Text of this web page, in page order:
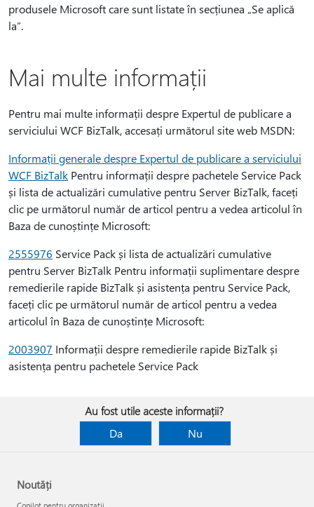
produsele Microsoft care sunt listate în secțiunea „Se aplică
la”.
Mai multe informații
Pentru mai multe informații despre Expertul de publicare a
serviciului WCF BizTalk, accesați următorul site web MSDN:
Informații generale despre Expertul de publicare a serviciului
WCF BizTalk Pentru informații despre pachetele Service Pack
și lista de actualizări cumulative pentru Server BizTalk, faceți
clic pe următorul număr de articol pentru a vedea articolul în
Baza de cunoștințe Microsoft:
2555976 Service Pack și lista de actualizări cumulative
pentru Server BizTalk Pentru informații suplimentare despre
remedierile rapide BizTalk și asistența pentru Service Pack,
faceți clic pe următorul număr de articol pentru a vedea
articolul în Baza de cunoștințe Microsoft:
2003907 Informații despre remedierile rapide BizTalk și
asistența pentru pachetele Service Pack
Au fost utile aceste informații?
Da
Nu
Noutăți